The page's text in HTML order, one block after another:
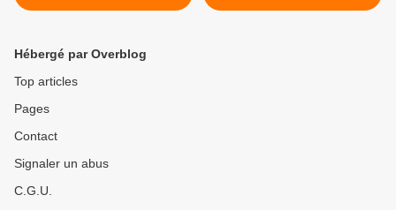
Hébergé par Overblog
Top articles
Pages
Contact
Signaler un abus
C.G.U.